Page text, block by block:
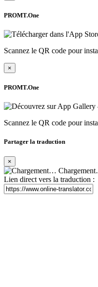
PROMT.One
Scannez le QR code pour
×
PROMT.One
Scannez le QR code pour
Partager la traduction
×
Lien direct vers la traduction :